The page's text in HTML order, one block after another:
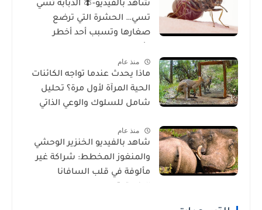
شاهد بالفيديو-🪰 الذبابة تسي
تسي… الحشرة التي ترضع
صغارها وتسبب أحد أخطر
منذ عام
ماذا يحدث عندما تواجه الكائنات
الحية المرآة لأول مرة؟ تحليل
شامل للسلوك والوعي الذاتي
منذ عام
شاهد بالفيديو الخنزير الوحشي
والمنغوز المخطط: شراكة غير
مألوفة في قلب السافانا